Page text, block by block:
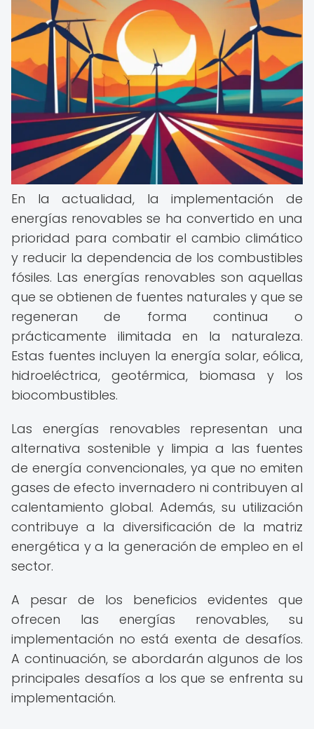
En la actualidad, la implementación de
energías renovables se ha convertido en una
prioridad para combatir el cambio climático
y reducir la dependencia de los combustibles
fósiles. Las energías renovables son aquellas
que se obtienen de fuentes naturales y que se
regeneran de forma continua o
prácticamente ilimitada en la naturaleza.
Estas fuentes incluyen la energía solar, eólica,
hidroeléctrica, geotérmica, biomasa y los
biocombustibles.
Las energías renovables representan una
alternativa sostenible y limpia a las fuentes
de energía convencionales, ya que no emiten
gases de efecto invernadero ni contribuyen al
calentamiento global. Además, su utilización
contribuye a la diversificación de la matriz
energética y a la generación de empleo en el
sector.
A pesar de los beneficios evidentes que
ofrecen las energías renovables, su
implementación no está exenta de desafíos.
A continuación, se abordarán algunos de los
principales desafíos a los que se enfrenta su
implementación.